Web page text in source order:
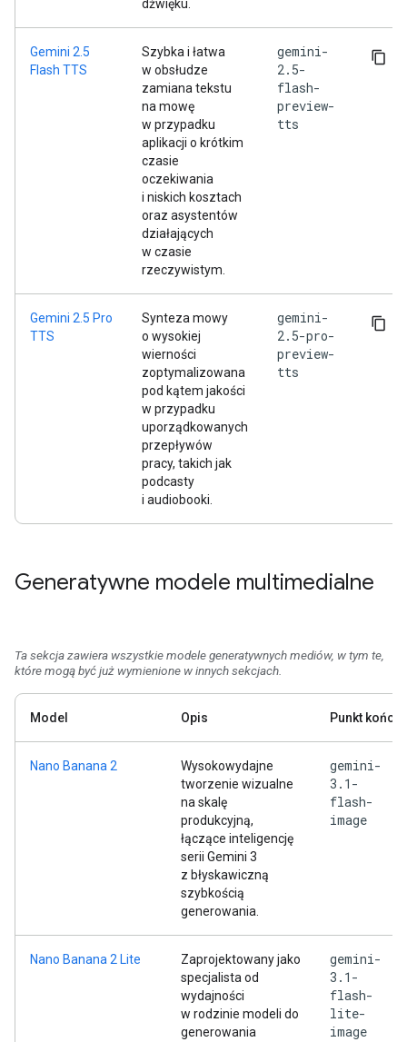
dźwięku.
Gemini 2.5
Flash TTS
Szybka i łatwa
w obsłudze
zamiana tekstu
na mowę
w przypadku
aplikacji o krótkim
czasie
oczekiwania
i niskich kosztach
oraz asystentów
działających
w czasie
rzeczywistym.
gemini-
2.5-
flash-
preview-
tts
Gemini 2.5 Pro
TTS
Synteza mowy
o wysokiej
wierności
zoptymalizowana
pod kątem jakości
w przypadku
uporządkowanych
przepływów
pracy, takich jak
podcasty
i audiobooki.
gemini-
2.5-pro-
preview-
tts
Generatywne modele multimedialne
Ta sekcja zawiera wszystkie modele generatywnych mediów, w tym te,
które mogą być już wymienione w innych sekcjach.
Model Opis Punkt
Nano Banana 2
Wysokowydajne
tworzenie wizualne
na skalę
produkcyjną,
łączące inteligencję
serii Gemini 3
z błyskawiczną
szybkością
generowania.
gemini-
3.1-
flash-
image
Nano Banana 2 Lite
Zaprojektowany jako
specjalista od
wydajności
w rodzinie modeli do
generowania
gemini-
3.1-
flash-
lite-
image